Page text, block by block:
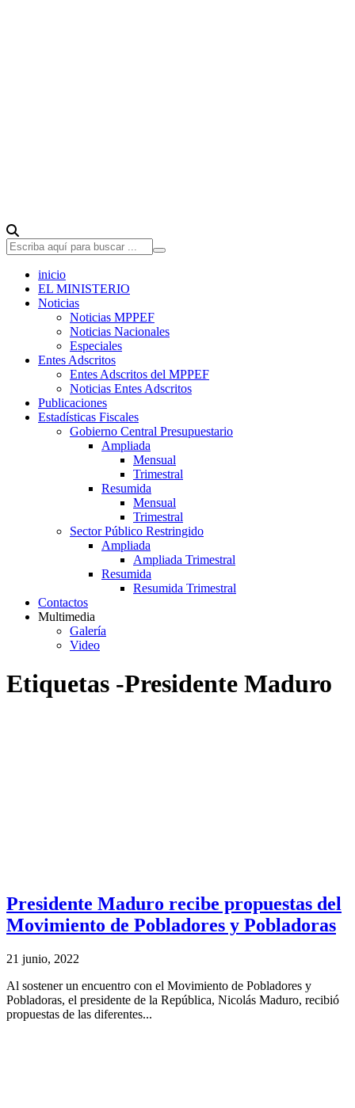
inicio
EL MINISTERIO
Noticias
Noticias MPPEF
Noticias Nacionales
Especiales
Entes Adscritos
Entes Adscritos del MPPEF
Noticias Entes Adscritos
Publicaciones
Estadísticas Fiscales
Gobierno Central Presupuestario
Ampliada
Mensual
Trimestral
Resumida
Mensual
Trimestral
Sector Público Restringido
Ampliada
Ampliada Trimestral
Resumida
Resumida Trimestral
Contactos
Multimedia
Galería
Video
Etiquetas -Presidente Maduro
Presidente Maduro recibe propuestas del
Movimiento de Pobladores y Pobladoras
21 junio, 2022
Al sostener un encuentro con el Movimiento de Pobladores y
Pobladoras, el presidente de la República, Nicolás Maduro, recibió
propuestas de las diferentes...